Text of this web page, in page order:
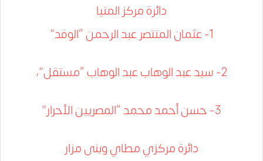
دائرة مركز المنيا
1- عثمان المنتصر عبد الرحمن “الوفد”
2- سيد عبد الوهاب عبد الوهاب “مستقل”،
3- حسن أحمد محمد “المصريين الأحرار”
دائرة مركزي مطاي وبنى مزار